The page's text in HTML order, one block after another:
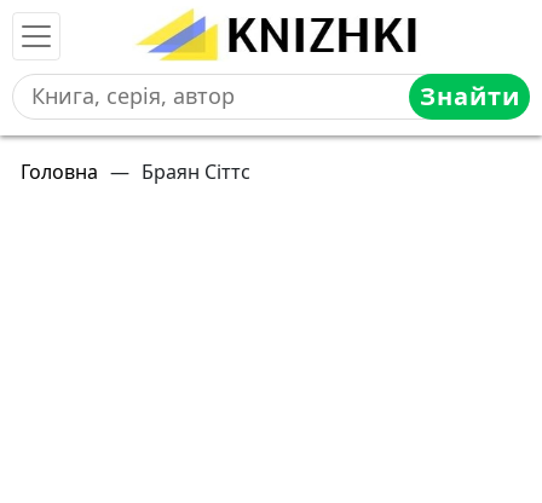
Знайти
Головна — Браян Сіттс